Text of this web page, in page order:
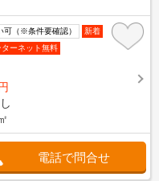
可（※条件要確認）
新着
ターネット無料
電話で問合せ